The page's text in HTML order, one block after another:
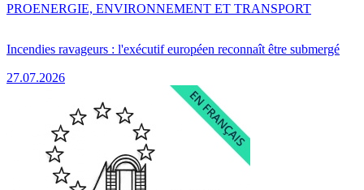
Incendies ravageurs : l'exécutif européen reconnaît être submergé
27.07.2026
PROENERGIE, ENVIRONNEMENT ET TRANSPORT